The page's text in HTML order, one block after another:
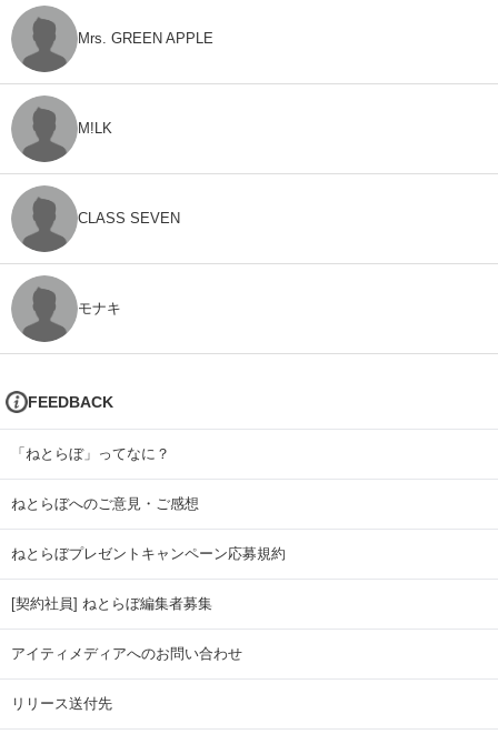
Mrs. GREEN APPLE
M!LK
CLASS SEVEN
モナキ
FEEDBACK
「ねとらぼ」ってなに？
ねとらぼへのご意見・ご感想
ねとらぼプレゼントキャンペーン応募規約
[契約社員] ねとらぼ編集者募集
アイティメディアへのお問い合わせ
リリース送付先